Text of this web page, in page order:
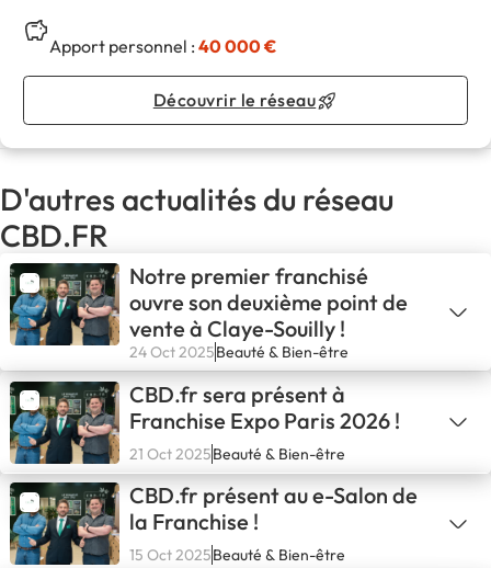
Apport personnel :40 000 €
Découvrir le réseau
D'autres actualités du réseau
CBD.FR
Notre premier franchisé
ouvre son deuxième point de
vente à Claye-Souilly !
24 Oct 2025Beauté & Bien-être
CBD.fr sera présent à
Franchise Expo Paris 2026 !
21 Oct 2025Beauté & Bien-être
CBD.fr présent au e-Salon de
la Franchise !
15 Oct 2025Beauté & Bien-être